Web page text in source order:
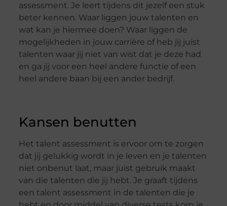
assessment. Je leert tijdens dit jezelf een stuk
beter kennen. Waar liggen jouw talenten en
wat kan je hiermee doen? Waar liggen de
mogelijkheden in jouw carrière of heb jij juist
talenten waar jij niet van wist dat je deze had
en ga jij voor een heel andere functie of een
heel andere baan bij een ander bedrijf.
Kansen benutten
Het talent assessment is ervoor om te zorgen
dat jij gelukkig wordt in je leven en je talenten
niet onbenut laat, maar juist gebruik maakt
van die talenten die jij hebt. Je graaft tijdens
een talent assessment in de talenten die je